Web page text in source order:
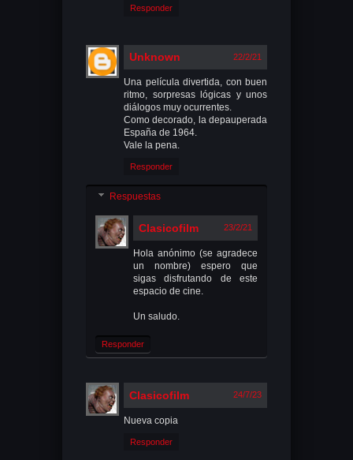
Responder
Unknown 22/2/21
Una película divertida, con buen
ritmo, sorpresas lógicas y unos
diálogos muy ocurrentes.
Como decorado, la depauperada
España de 1964.
Vale la pena.
Responder
Respuestas
Clasicofilm 23/2/21
Hola anónimo (se agradece
un nombre) espero que
sigas disfrutando de este
espacio de cine.
Un saludo.
Responder
Clasicofilm 24/7/23
Nueva copia
Responder